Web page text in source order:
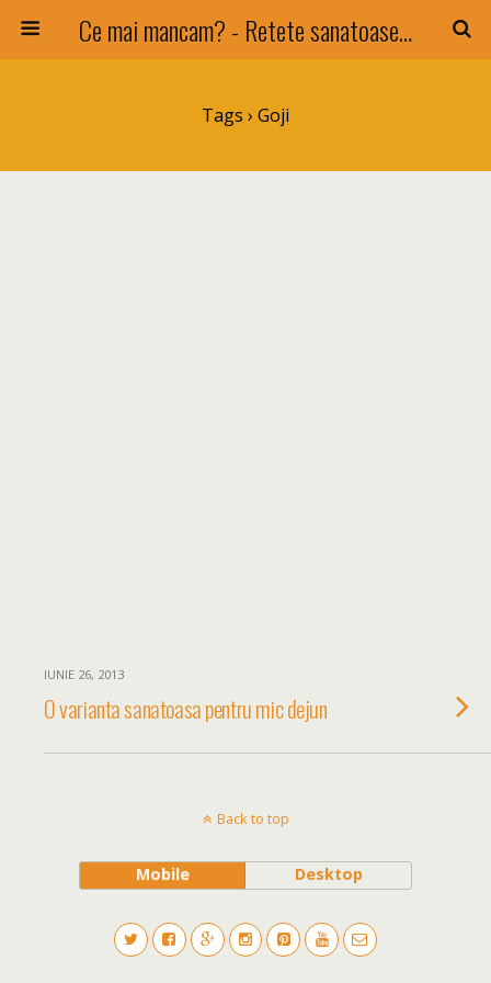
Ce mai mancam? - Retete sanatoase si nu numai !
Tags › Goji
IUNIE 26, 2013
O varianta sanatoasa pentru mic dejun
Back to top
Mobile Desktop